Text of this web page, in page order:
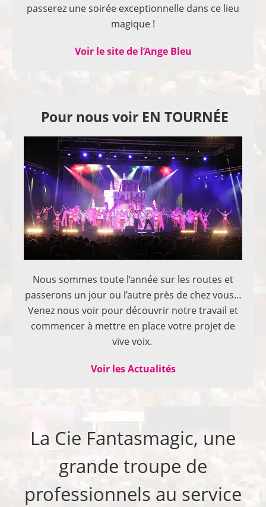
passerez une soirée exceptionnelle dans ce lieu
magique !
Voir le site de l’Ange Bleu
Pour nous voir EN TOURNÉE
Nous sommes toute l’année sur les routes et
passerons un jour ou l’autre près de chez vous…
Venez nous voir pour découvrir notre travail et
commencer à mettre en place votre projet de
vive voix.
Voir les Actualités
La Cie Fantasmagic, une
grande troupe de
professionnels au service